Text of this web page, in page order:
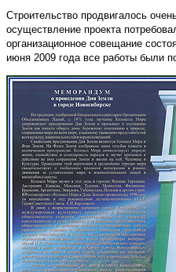
Строительство продвигалось
осуществление проекта
организационное совещание
июня 2009 года все работы были